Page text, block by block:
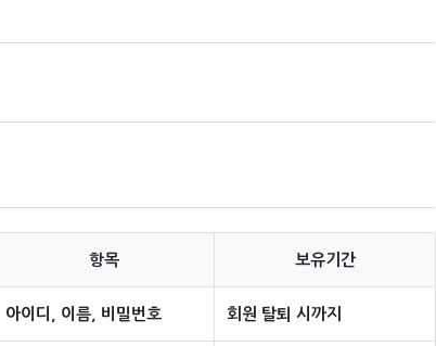
아울러 사이버몰을 운영하는 사업자의 의미로도 사용합니다.
소(소비자의 불만을 처리할 수 있는 곳의 주소를 포함), 전화
신고번호, 개인정보관리책임자 등을 이용자가 쉽게 알 수 있도
의 내용은 이용자가 연결화면을 통하여 볼 수 있도록 할 수 있
항목 보유기간
아이디, 이름, 비밀번호 회원 탈퇴 시까지